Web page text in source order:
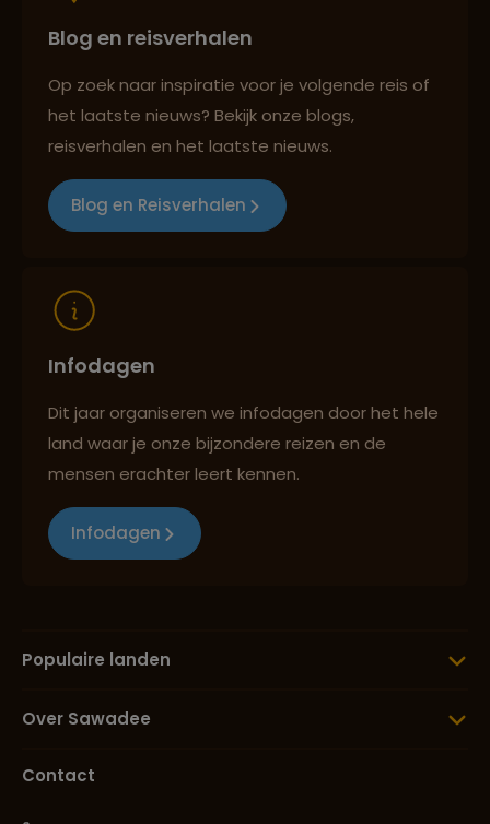
Persoonlijk en deskundig reisadvies
Best beoordeelde reisroutes
Blog en reisverhalen
Op zoek naar inspiratie voor je volgende reis of
het laatste nieuws? Bekijk onze blogs,
reisverhalen en het laatste nieuws.
Blog en Reisverhalen
Infodagen
Dit jaar organiseren we infodagen door het hele
land waar je onze bijzondere reizen en de
mensen erachter leert kennen.
Infodagen
Populaire landen
Over Sawadee
Contact